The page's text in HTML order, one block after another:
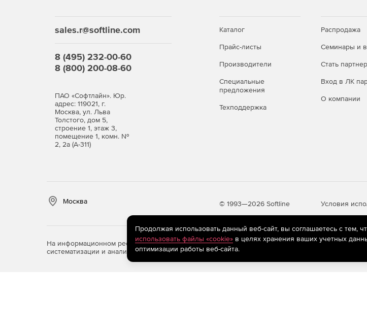
sales.r@softline.com
8 (495) 232-00-60
8 (800) 200-08-60
ПАО «Софтлайн». Юр.
адрес: 119021, г.
Москва, ул. Льва
Толстого, дом 5,
строение 1, этаж 3,
помещение 1, комн. №
2, 2а (А-311)
Каталог
Прайс-листы
Производители
Специальные
предложения
Техподдержка
Распродажа
Семинары и
Стать
Вход в ЛК
О компании
Москва © 1993—2026 Softline Условия
На информационном ресурсе store.softline.ru применяютсярекомендательные технологии
систематизации и анализа сведений, относящихся к предпочтениям пользователей сети
Продолжая использовать данный веб-сайт, вы соглашаетесь с тем,
использовать файлы «cookie»в целях хранения ваших учетных
оптимизации работы веб-сайта.